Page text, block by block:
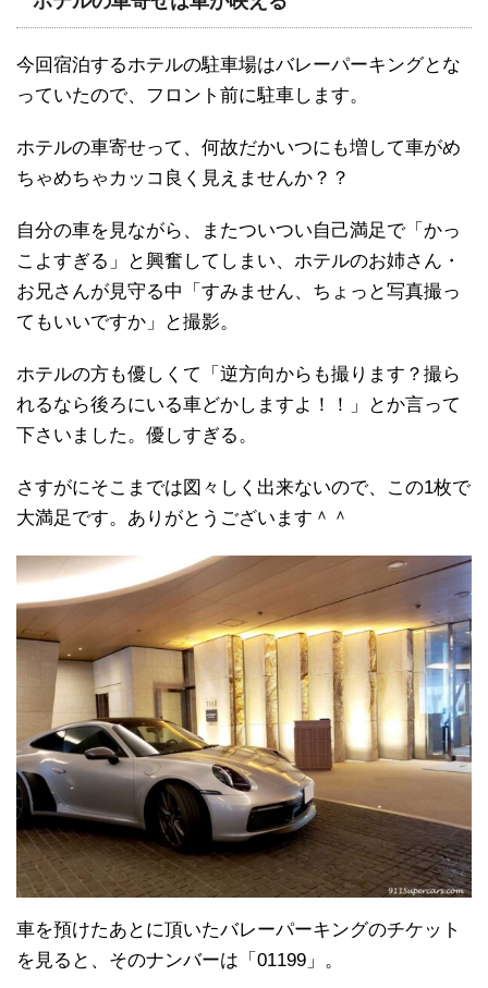
今回宿泊するホテルの駐車場はバレーパーキングとな
っていたので、フロント前に駐車します。
ホテルの車寄せって、何故だかいつにも増して車がめ
ちゃめちゃカッコ良く見えませんか？？
自分の車を見ながら、またついつい自己満足で「かっ
こよすぎる」と興奮してしまい、ホテルのお姉さん・
お兄さんが見守る中「すみません、ちょっと写真撮っ
てもいいですか」と撮影。
ホテルの方も優しくて「逆方向からも撮ります？撮ら
れるなら後ろにいる車どかしますよ！！」とか言って
下さいました。優しすぎる。
さすがにそこまでは図々しく出来ないので、この1枚で
大満足です。ありがとうございます＾＾
車を預けたあとに頂いたバレーパーキングのチケット
を見ると、そのナンバーは「01199」。